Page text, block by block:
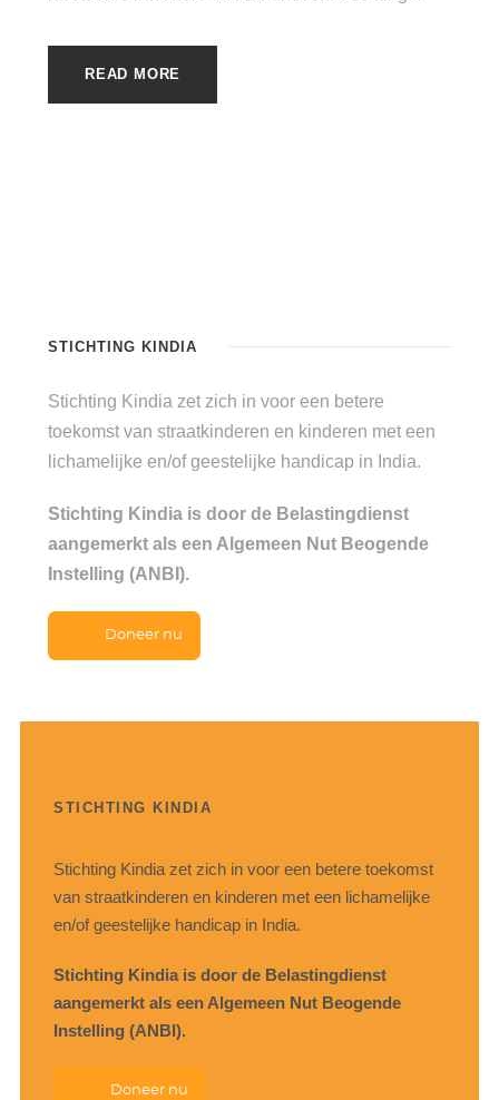
READ MORE
STICHTING KINDIA
Stichting Kindia zet zich in voor een betere
toekomst van straatkinderen en kinderen met een
lichamelijke en/of geestelijke handicap in India.
Stichting Kindia is door de Belastingdienst
aangemerkt als een Algemeen Nut Beogende
Instelling (ANBI).
Doneer nu
STICHTING KINDIA
Stichting Kindia zet zich in voor een betere toekomst
van straatkinderen en kinderen met een lichamelijke
en/of geestelijke handicap in India.
Stichting Kindia is door de Belastingdienst
aangemerkt als een Algemeen Nut Beogende
Instelling (ANBI).
Doneer nu